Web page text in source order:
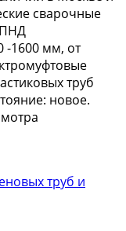
сварочные
ПНД
-1600 мм, от
труб
новое.
труб и